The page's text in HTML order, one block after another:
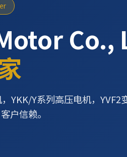
Co.,
YKK/Y系列高压电机，YVF2
户信赖。